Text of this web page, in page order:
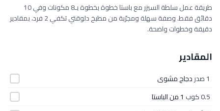
طريقة عمل سلطة السيزر مع باستا خطوة بخطوة بـ8 مكونات وفي 10
دقائق فقط. وصفة سهلة ومجرّبة من مطبخ دلوقتي تكفي 2 فرد، بمقادير
دقيقة وخطوات واضحة.
المقادير
1 صدر
دجاج مشوى
0.5 كوب
1 من الباستا